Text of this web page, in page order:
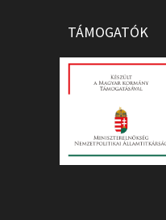
TÁMOGATÓK